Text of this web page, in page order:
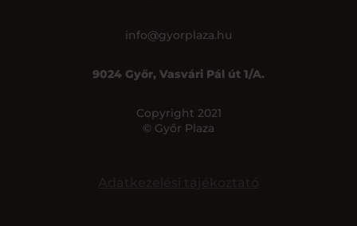
info@gyorplaza.hu
9024 Győr, Vasvári Pál út 1/A.
Copyright 2021
© Győr Plaza